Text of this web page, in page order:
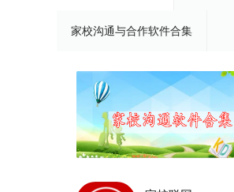
家校沟通与合作软件合集